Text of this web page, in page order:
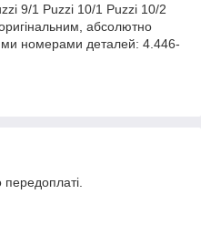
9/1 Puzzi 10/1 Puzzi 10/2
абсолютно
номерами деталей: 4.446-
передоплаті.